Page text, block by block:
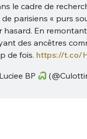
le cadre de
de parisiens « purs
hasard. En
des ancêtres
de fois. https://t.co/
BP
vous